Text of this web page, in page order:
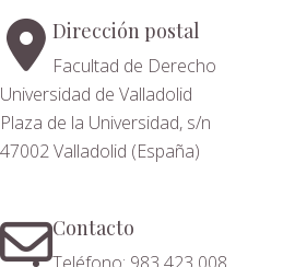
Dirección postal
Facultad de Derecho
Universidad de Valladolid
Plaza de la Universidad, s/n
47002 Valladolid (España)
Contacto